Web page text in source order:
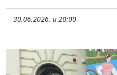
30.06.2026. u 20:00